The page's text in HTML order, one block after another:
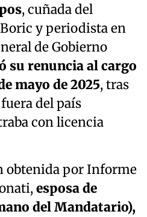
, cuñada del
y periodista en
de Gobierno
su renuncia al cargo
mayo de 2025, tras
del país
con licencia
obtenida por Informe
esposa de
del Mandatario),